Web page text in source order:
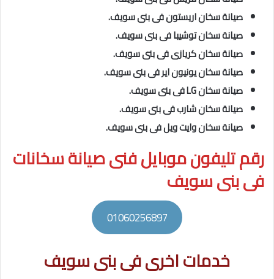
صيانة سخان اريستون فى بنى سويف.
صيانة سخان توشيبا فى بنى سويف.
صيانة سخان كريازى فى بنى سويف.
صيانة سخان يونيون اير فى بنى سويف.
صيانة سخان LG فى بنى سويف.
صيانة سخان شارب فى بنى سويف.
صيانة سخان وايت ويل فى بنى سويف.
رقم تليفون موبايل فنى صيانة سخانات
فى بنى سويف
01060256897
خدمات اخرى فى بنى سويف